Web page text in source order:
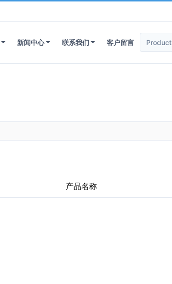
新闻中心 联系我们 客户留言
产品名称